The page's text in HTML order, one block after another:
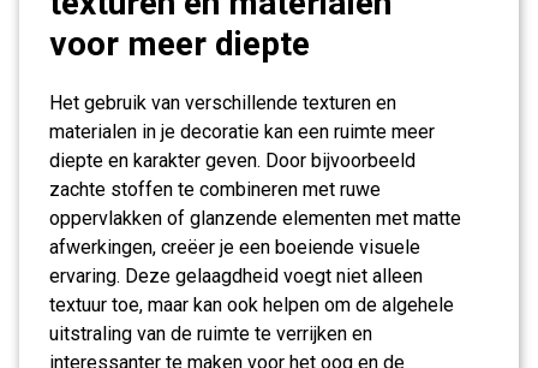
voor meer diepte
Het gebruik van verschillende texturen en
materialen in je decoratie kan een ruimte meer
diepte en karakter geven. Door bijvoorbeeld
zachte stoffen te combineren met ruwe
oppervlakken of glanzende elementen met matte
afwerkingen, creëer je een boeiende visuele
ervaring. Deze gelaagdheid voegt niet alleen
textuur toe, maar kan ook helpen om de algehele
uitstraling van de ruimte te verrijken en
interessanter te maken voor het oog en de